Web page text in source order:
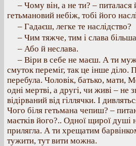
– Чому він, а не ти? – питалася
гетьмановий небіж, тобі його
– Гадаєш, легке те наслідство?
– Чим тяжче, тим і слава
– Або й неслава.
– Віри в себе не маєш. А ти
смуток переміг, так це інше діло.
перебула. Чоловік, батько, мати,
одні мертві, а другі, чи живі – не
відірваний від гіллячки. І
Чого біля гетьмана чепиш? –
маєтків його?.. Одної щирої душі
прилягла. А ти хрещатим
тужити, тут вити можна.